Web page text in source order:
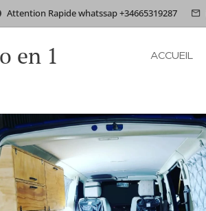
Attention Rapide whatssap +34665319287
en 1 ACCUEIL